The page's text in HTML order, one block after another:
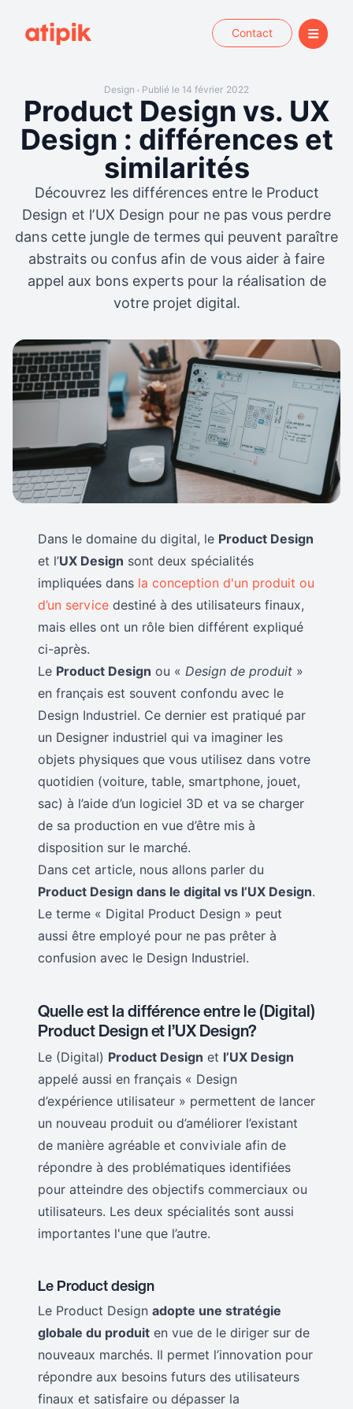
Contact
Design • Publié le 14 février 2022
Product Design vs. UX
Design : différences et
similarités
Découvrez les différences entre le Product
Design et l’UX Design pour ne pas vous perdre
dans cette jungle de termes qui peuvent paraître
abstraits ou confus afin de vous aider à faire
appel aux bons experts pour la réalisation de
votre projet digital.
Dans le domaine du digital, le Product Design
et l’UX Design sont deux spécialités
impliquées dans la conception d'un produit ou
d’un service destiné à des utilisateurs finaux,
mais elles ont un rôle bien différent expliqué
ci-après.
Le Product Design ou « Design de produit »
en français est souvent confondu avec le
Design Industriel. Ce dernier est pratiqué par
un Designer industriel qui va imaginer les
objets physiques que vous utilisez dans votre
quotidien (voiture, table, smartphone, jouet,
sac) à l’aide d’un logiciel 3D et va se charger
de sa production en vue d’être mis à
disposition sur le marché.
Dans cet article, nous allons parler du
Product Design dans le digital vs l’UX Design.
Le terme « Digital Product Design » peut
aussi être employé pour ne pas prêter à
confusion avec le Design Industriel.
Quelle est la différence entre le (Digital)
Product Design et l’UX Design?
Le (Digital) Product Design et l’UX Design
appelé aussi en français « Design
d’expérience utilisateur » permettent de lancer
un nouveau produit ou d’améliorer l’existant
de manière agréable et conviviale afin de
répondre à des problématiques identifiées
pour atteindre des objectifs commerciaux ou
utilisateurs. Les deux spécialités sont aussi
importantes l'une que l’autre.
Le Product design
Le Product Design adopte une stratégie
globale du produit en vue de le diriger sur de
nouveaux marchés. Il permet l’innovation pour
répondre aux besoins futurs des utilisateurs
finaux et satisfaire ou dépasser la